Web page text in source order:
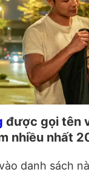
được gọi tên
nhiều nhất
danh sách